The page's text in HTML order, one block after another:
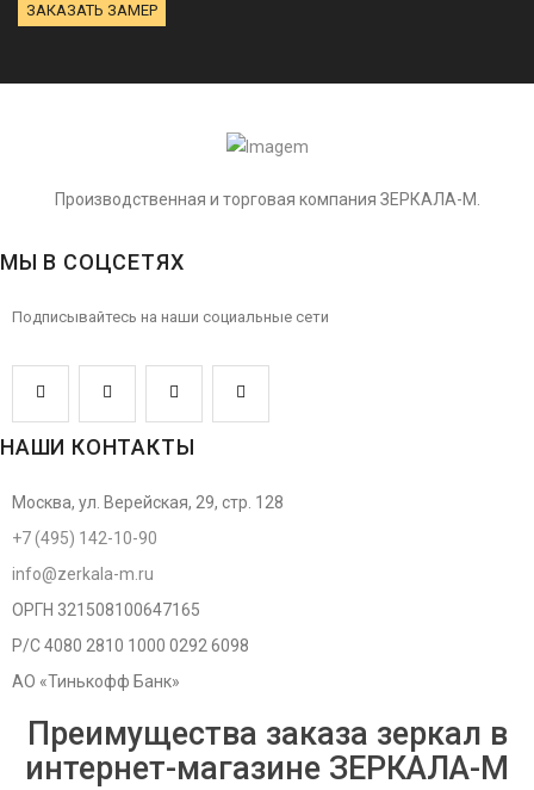
ЗАКАЗАТЬ ЗАМЕР
Производственная и торговая компания ЗЕРКАЛА-М.
МЫ В СОЦСЕТЯХ
Подписывайтесь на наши социальные сети
НАШИ КОНТАКТЫ
Москва, ул. Верейская, 29, стр. 128
+7 (495) 142-10-90
info@zerkala-m.ru
ОРГН 321508100647165
Р/С 4080 2810 1000 0292 6098
АО «Тинькофф Банк»
Преимущества заказа зеркал в
интернет-магазине ЗЕРКАЛА-M